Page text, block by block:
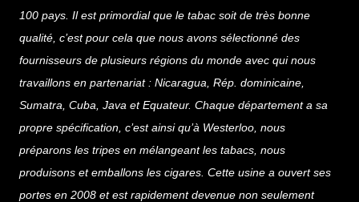
100 pays. Il est primordial que le tabac soit de très bonne
qualité, c’est pour cela que nous avons sélectionné des
fournisseurs de plusieurs régions du monde avec qui nous
travaillons en partenariat : Nicaragua, Rép. dominicaine,
Sumatra, Cuba, Java et Equateur. Chaque département a sa
propre spécification, c’est ainsi qu’à Westerloo, nous
préparons les tripes en mélangeant les tabacs, nous
produisons et emballons les cigares. Cette usine a ouvert ses
portes en 2008 et est rapidement devenue non seulement